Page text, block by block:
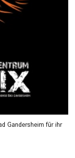
Gandersheim für ihr